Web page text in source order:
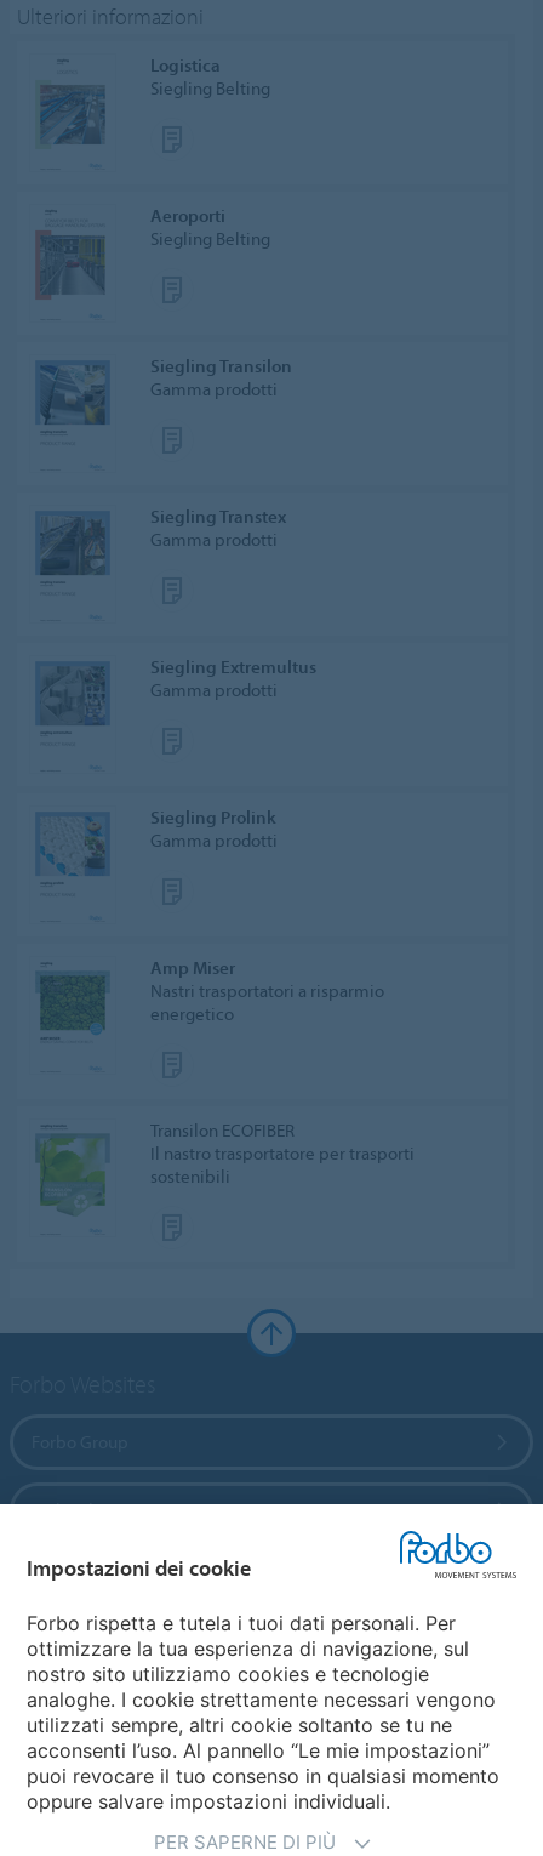
Ulteriori informazioni
Logistica
Siegling Belting
Aeroporti
Siegling Belting
Siegling Transilon
Gamma prodotti
Siegling Transtex
Gamma prodotti
Siegling Extremultus
Gamma prodotti
Siegling Prolink
Gamma prodotti
Amp Miser
Nastri trasportatori a risparmio
energetico
Transilon ECOFIBER
Il nastro trasportatore per trasporti
sostenibili
Forbo Flooring Systems
Forbo Movement Systems
Seleziona una Nazione
Seleziona la tua Nazione
Impostazioni dei cookie
Forbo rispetta e tutela i tuoi dati personali. Per
ottimizzare la tua esperienza di navigazione, sul
nostro sito utilizziamo cookies e tecnologie
analoghe. I cookie strettamente necessari vengono
utilizzati sempre, altri cookie soltanto se tu ne
acconsenti l’uso. Al pannello “Le mie impostazioni”
puoi revocare il tuo consenso in qualsiasi momento
oppure salvare impostazioni individuali.
PER SAPERNE DI PIÙ